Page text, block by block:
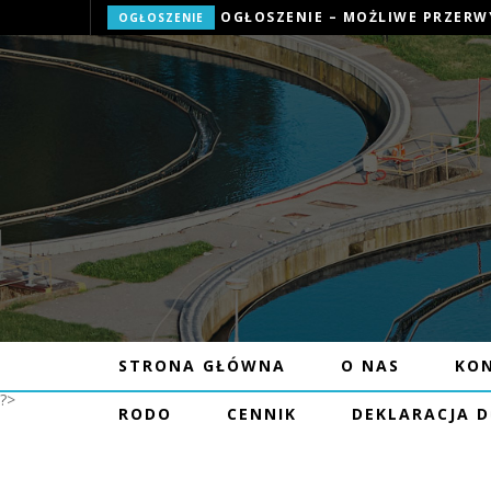
OGŁOSZENIE
STRONA GŁÓWNA O NAS
RODO CENNIK DEKLARACJA
?>